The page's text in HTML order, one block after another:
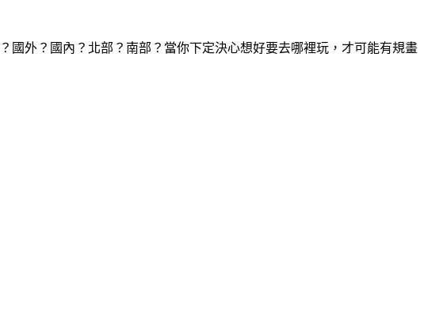
外？國內？北部？南部？當你下定決心想好要去哪裡玩，才可能有規畫